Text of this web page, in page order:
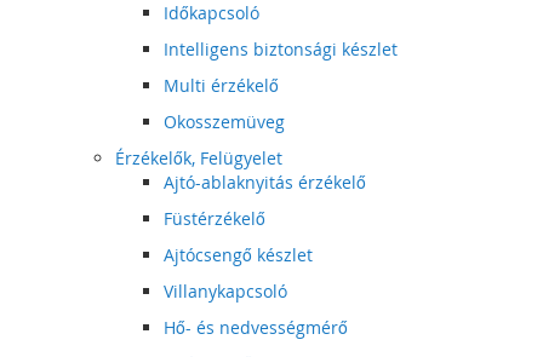
Időkapcsoló
Intelligens biztonsági készlet
Multi érzékelő
Okosszemüveg
Érzékelők, Felügyelet
Ajtó-ablaknyitás érzékelő
Füstérzékelő
Ajtócsengő készlet
Villanykapcsoló
Hő- és nedvességmérő